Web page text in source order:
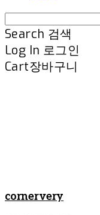
Search 검색
Log In 로그인
Cart장바구니
cornervery